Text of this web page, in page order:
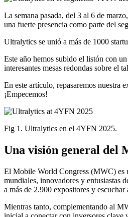
La semana pasada, del 3 al 6 de
una fuerte presencia como parte del
Ultralytics se unió a más de 1000
Este año hemos subido el listón con
interesantes mesas redondas sobre el
En este artículo, repasaremos nuestra
¡Empecemos!
Fig 1. Ultralytics en el 4YFN 2025.
Una visión general del
El Mobile World Congress (MWC) es
mundiales, innovadores y entusiastas
a más de 2.900 expositores y
Mientras tanto, complementando al